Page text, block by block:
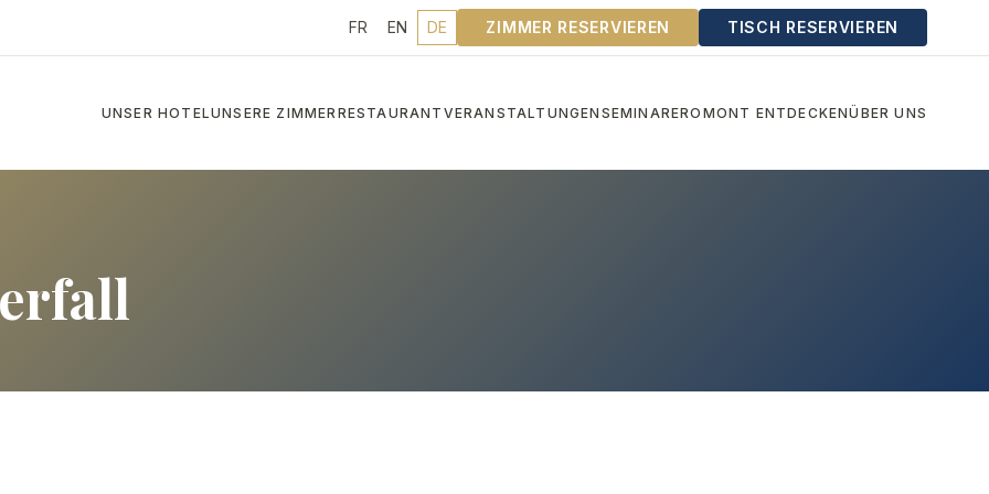
FR EN DE ZIMMER RESERVIEREN TISCH RESERVIEREN
UNSER HOTELUNSERE ZIMMERRESTAURANT VERANSTALTUNGEN SEMINAREROMONT ENTDECKENÜBER UNS